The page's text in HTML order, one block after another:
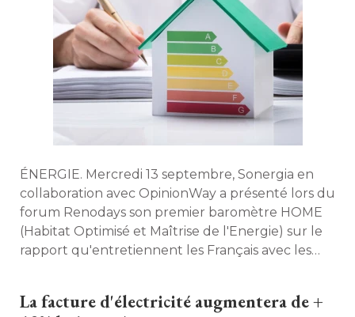
ÉNERGIE. Mercredi 13 septembre, Sonergia en
collaboration avec OpinionWay a présenté lors du
forum Renodays son premier baromètre HOME
(Habitat Optimisé et Maîtrise de l'Energie) sur le
rapport qu'entretiennent les Français avec les
La facture d'électricité augmentera de +